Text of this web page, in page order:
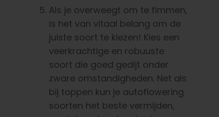
Als je overweegt om te fimmen,
is het van vitaal belang om de
juiste soort te kiezen! Kies een
veerkrachtige en robuuste
soort die goed gedijt onder
zware omstandigheden. Net als
bij toppen kun je autoflowering
soorten het beste vermijden,